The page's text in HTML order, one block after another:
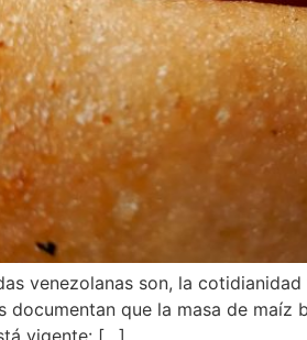
venezolanas son, la
que la masa de
vigente: […]